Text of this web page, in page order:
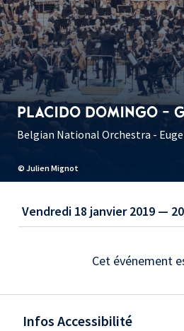
© Julien Mignot
PLACIDO DOMINGO -
Belgian National Orchestra -
Vendredi 18 janvier 2019 —
Cet événement
Infos Accessibilité